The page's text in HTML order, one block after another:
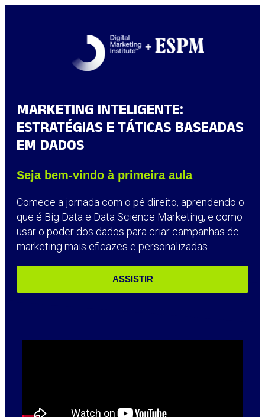
MARKETING INTELIGENTE:
ESTRATÉGIAS E TÁTICAS BASEADAS
EM DADOS
Seja bem-vindo à primeira aula
Comece a jornada com o pé direito, aprendendo o
que é Big Data e Data Science Marketing, e como
usar o poder dos dados para criar campanhas de
marketing mais eficazes e personalizadas.
ASSISTIR